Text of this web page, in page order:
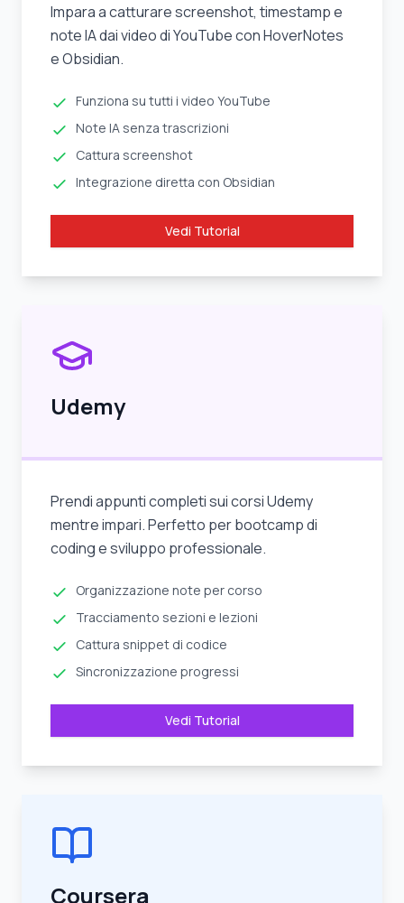
Impara a catturare screenshot, timestamp e
note IA dai video di YouTube con HoverNotes
e Obsidian.
Funziona su tutti i video YouTube
Note IA senza trascrizioni
Cattura screenshot
Integrazione diretta con Obsidian
Vedi Tutorial
Udemy
Prendi appunti completi sui corsi Udemy
mentre impari. Perfetto per bootcamp di
coding e sviluppo professionale.
Organizzazione note per corso
Tracciamento sezioni e lezioni
Cattura snippet di codice
Sincronizzazione progressi
Vedi Tutorial
Coursera